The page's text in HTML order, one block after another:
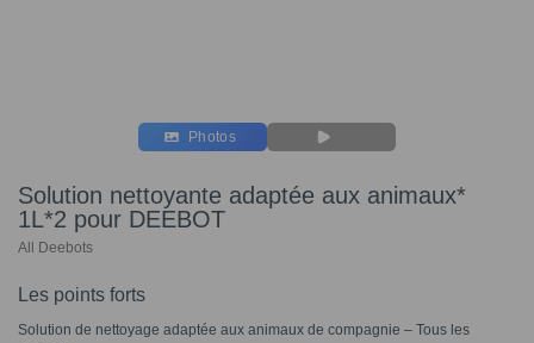
Photos
Solution nettoyante adaptée aux animaux*
1L*2 pour DEEBOT
All Deebots
Les points forts
Solution de nettoyage adaptée aux animaux de compagnie – Tous les